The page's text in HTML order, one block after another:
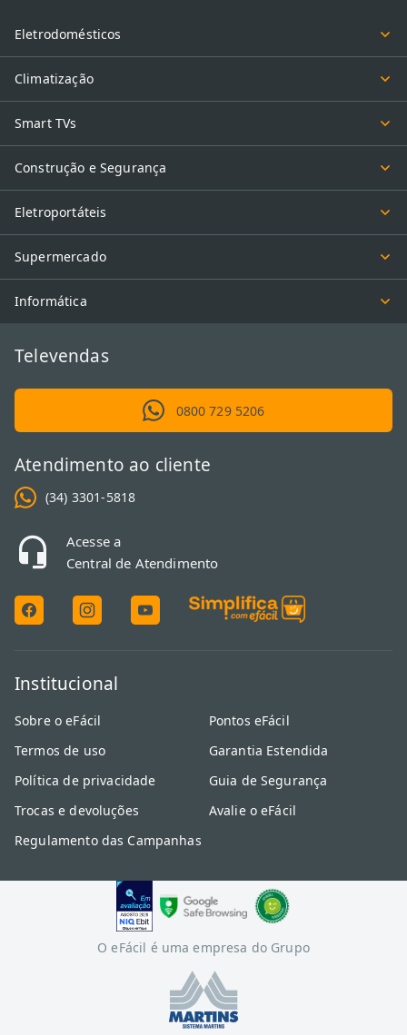
Eletrodomésticos
Climatização
Smart TVs
Construção e Segurança
Eletroportáteis
Supermercado
Informática
Televendas
0800 729 5206
Atendimento ao cliente
(34) 3301-5818
Acesse a
Central de Atendimento
Institucional
Sobre o eFácil
Termos de uso
Política de privacidade
Trocas e devoluções
Regulamento das Campanhas
Pontos eFácil
Garantia Estendida
Guia de Segurança
Avalie o eFácil
O eFácil é uma empresa do Grupo